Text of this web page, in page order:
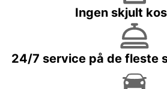
Ingen skjult
24/7 service på de fleste